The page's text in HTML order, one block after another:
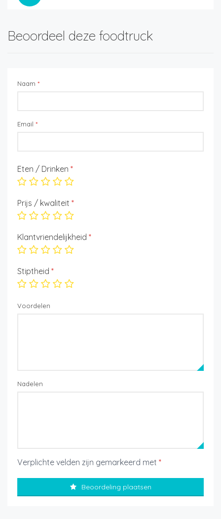
Beoordeel deze foodtruck
Naam *
Email *
Eten / Drinken *
Prijs / kwaliteit *
Klantvriendelijkheid *
Stiptheid *
Voordelen
Nadelen
Verplichte velden zijn gemarkeerd met *
Beoordeling plaatsen